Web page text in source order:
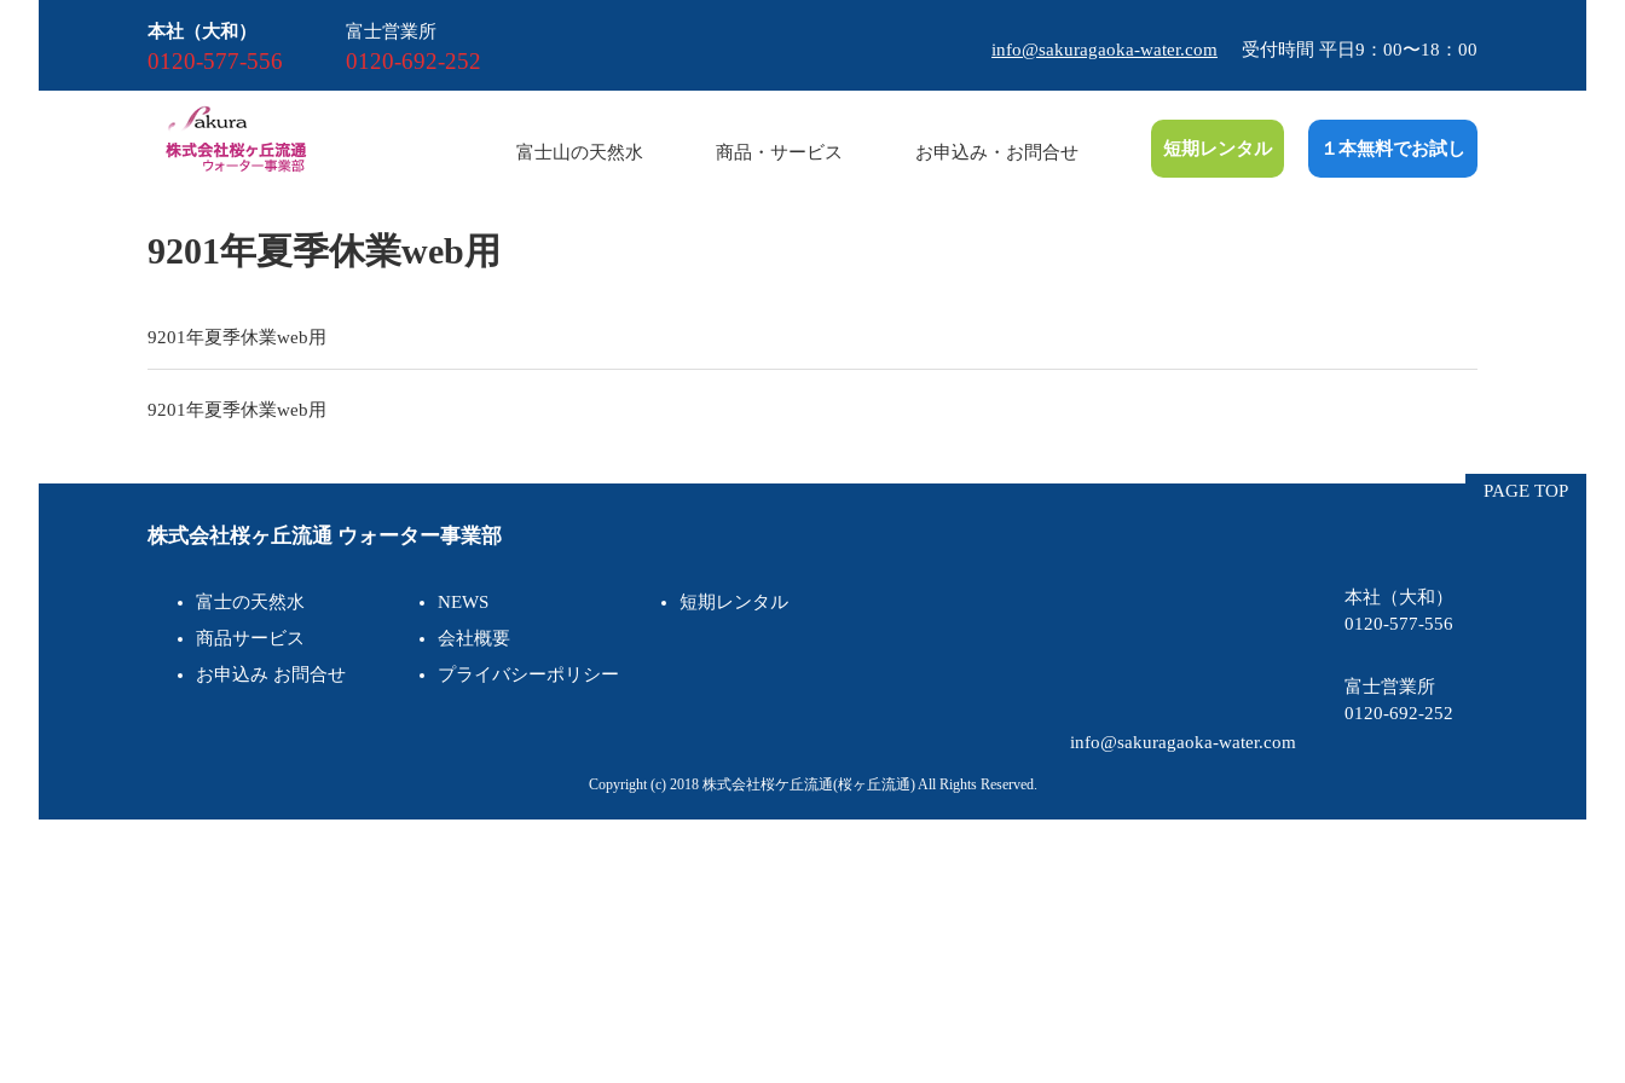
本社（大和）
0120-577-556
富士営業所
0120-692-252 info@sakuragaoka-water.com 受付時間 平日9：00〜18：00
富士山の天然水 商品・サービス お申込み・お問合せ 短期レンタル １本無料でお試し
9201年夏季休業web用
9201年夏季休業web用
投
ビ
9201年夏季休業web用
PAGE TOP
株式会社桜ヶ丘流通 ウォーター事業部
富士の天然水
商品サービス
お申込み お問合せ
NEWS
会社概要
プライバシーポリシー
短期レンタル
本社（大和）
0120-577-556
富士営業所
0120-692-252
info@sakuragaoka-water.com
Copyright (c) 2018 株式会社桜ケ丘流通(桜ヶ丘流通)All Rights Reserved.